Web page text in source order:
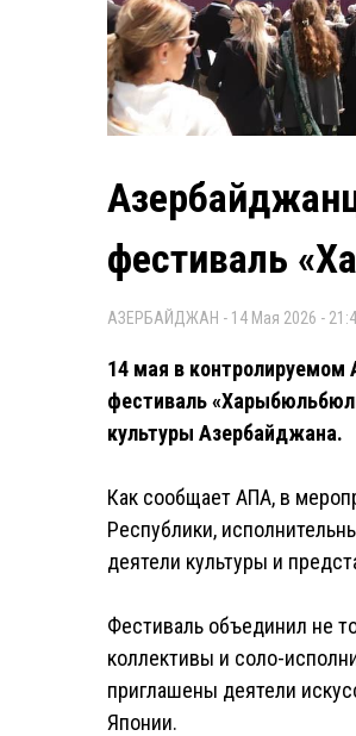
фестиваль
АЗЕРБАЙДЖАН - 14 Мая 2026 -
14 мая в
фестиваль
культуры Азербайджана.
Как сообщает АПА, в
Республики,
деятели культуры и
Фестиваль объединил не
коллективы и соло-
приглашены деятели
Японии.